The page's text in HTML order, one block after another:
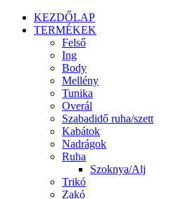
KEZDŐLAP
TERMÉKEK
Felső
Ing
Body
Mellény
Tunika
Overál
Szabadidő ruha/szett
Kabátok
Nadrágok
Ruha
Szoknya/Alj
Trikó
Zakó